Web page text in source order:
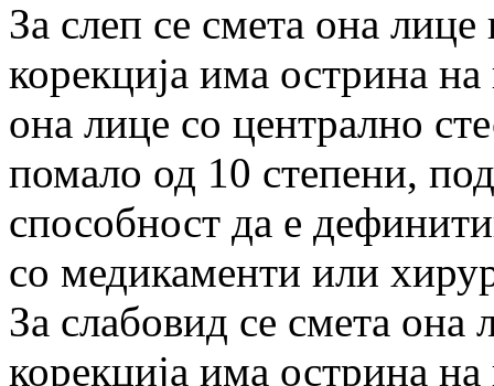
За слеп се смета она
корекција има острина
она лице со централно
помало од 10 степени,
способност да е
со медикаменти или
За слабовид се смета она
корекција има острина